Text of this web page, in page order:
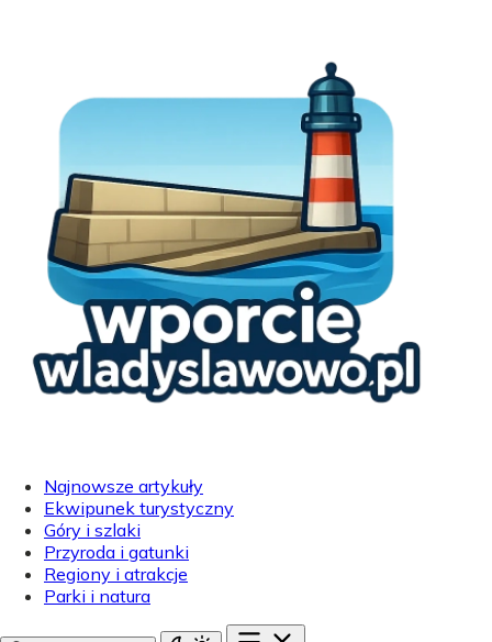
Najnowsze artykuły
Ekwipunek turystyczny
Góry i szlaki
Przyroda i gatunki
Regiony i atrakcje
Parki i natura